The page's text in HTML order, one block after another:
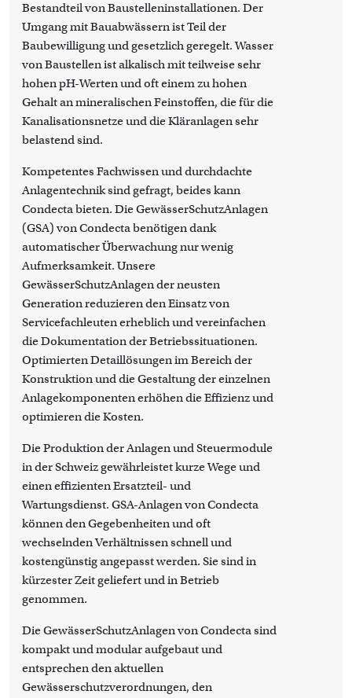
Bestandteil von Baustelleninstallationen. Der
Umgang mit Bauabwässern ist Teil der
Baubewilligung und gesetzlich geregelt. Wasser
von Baustellen ist alkalisch mit teilweise sehr
hohen pH-Werten und oft einem zu hohen
Gehalt an mineralischen Feinstoffen, die für die
Kanalisationsnetze und die Kläranlagen sehr
belastend sind.
Kompetentes Fachwissen und durchdachte
Anlagentechnik sind gefragt, beides kann
Condecta bieten. Die GewässerSchutzAnlagen
(GSA) von Condecta benötigen dank
automatischer Überwachung nur wenig
Aufmerksamkeit. Unsere
GewässerSchutzAnlagen der neusten
Generation reduzieren den Einsatz von
Servicefachleuten erheblich und vereinfachen
die Dokumentation der Betriebssituationen.
Optimierten Detaillösungen im Bereich der
Konstruktion und die Gestaltung der einzelnen
Anlagekomponenten erhöhen die Effizienz und
optimieren die Kosten.
Die Produktion der Anlagen und Steuermodule
in der Schweiz gewährleistet kurze Wege und
einen effizienten Ersatzteil- und
Wartungsdienst. GSA-Anlagen von Condecta
können den Gegebenheiten und oft
wechselnden Verhältnissen schnell und
kostengünstig angepasst werden. Sie sind in
kürzester Zeit geliefert und in Betrieb
genommen.
Die GewässerSchutzAnlagen von Condecta sind
kompakt und modular aufgebaut und
entsprechen den aktuellen
Gewässerschutzverordnungen, den